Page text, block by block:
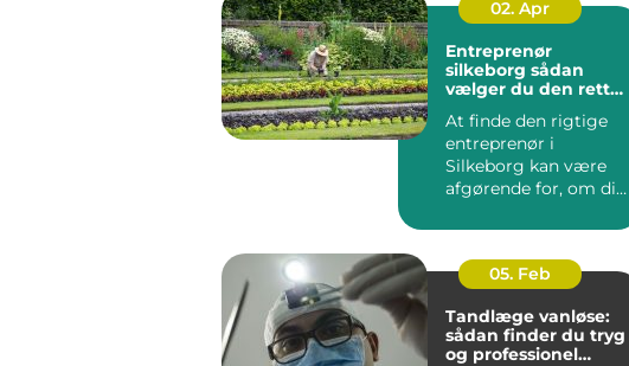
02. Apr
Entreprenør
silkeborg sådan
vælger du den rette
At finde den rigtige
entreprenør i
Silkeborg kan være
afgørende for, om dit
haveprojekt...
05. Feb
Tandlæge vanløse:
sådan finder du tryg
og professionel